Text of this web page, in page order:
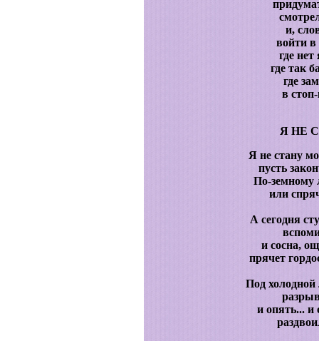
и,
войти в
где
где так
где
в
Я НЕ
Я не стану
пусть
По-земному
или
А сегодня
и сосна,
прячет
Под
и опять... и